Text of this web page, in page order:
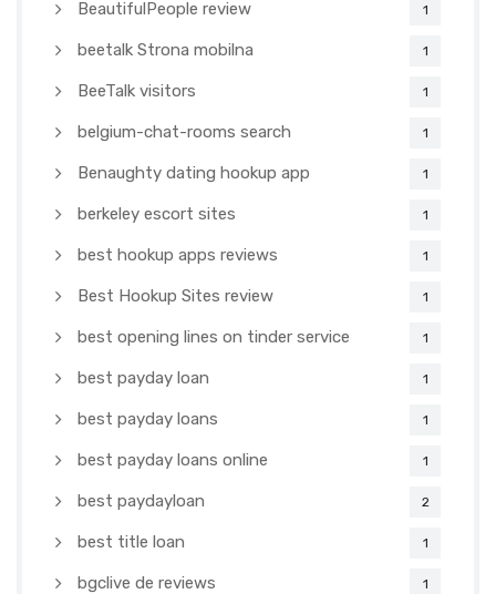
BeautifulPeople review 1
beetalk Strona mobilna 1
BeeTalk visitors 1
belgium-chat-rooms search 1
Benaughty dating hookup app 1
berkeley escort sites 1
best hookup apps reviews 1
Best Hookup Sites review 1
best opening lines on tinder service 1
best payday loan 1
best payday loans 1
best payday loans online 1
best paydayloan 2
best title loan 1
bgclive de reviews 1